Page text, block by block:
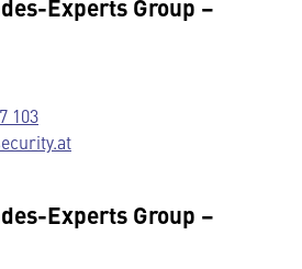
Experts Group –
103
Experts Group –